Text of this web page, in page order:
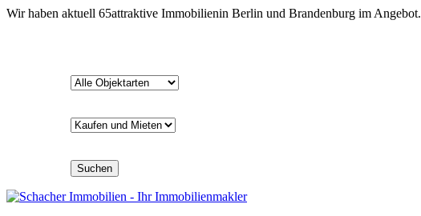
Wir haben aktuell 65attraktive Immobilienin Berlin und Brandenburg im Angebot.
Suchen